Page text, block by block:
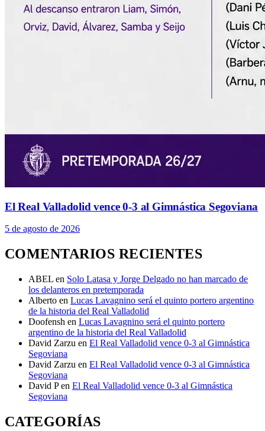
El Real Valladolid vence 0-3 al Gimnástica Segoviana
5 de agosto de 2026
COMENTARIOS RECIENTES
ABEL en Solo Latasa y Jorge Delgado no han marcado de
los delanteros en pretemporada
Alberto en Lucas Lavagnino será el quinto portero argentino
de la historia del Real Valladolid
Doofensh en Lucas Lavagnino será el quinto portero
argentino de la historia del Real Valladolid
David Zarzu en El Real Valladolid vence 0-3 al Gimnástica
Segoviana
David Zarzu en El Real Valladolid vence 0-3 al Gimnástica
Segoviana
David P en El Real Valladolid vence 0-3 al Gimnástica
Segoviana
CATEGORÍAS